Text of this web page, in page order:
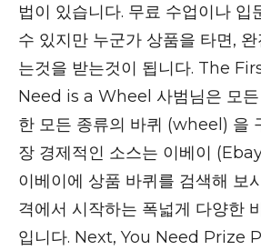
법이 있습니다. 무료 수업이나 입
수 있지만 누군가 상품을 타면,
는것을 받는것이 됩니다. The
Need is a Wheel 사범님은 모든
한 모든 종류의 바퀴 (wheel) 을
장 경제적인 소스는 이베이
이베이에 상품 바퀴를 검색해 보
격에서 시작하는 폭넓게 다양한
입니다. Next, You Need Prize